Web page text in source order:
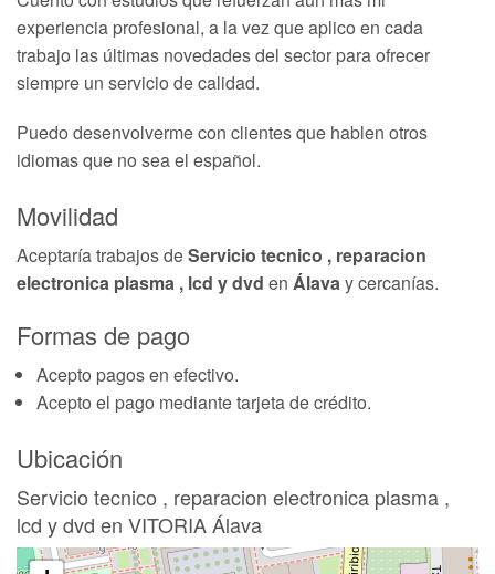
experiencia profesional, a la vez que aplico en cada
trabajo las últimas novedades del sector para ofrecer
siempre un servicio de calidad.
Puedo desenvolverme con clientes que hablen otros
idiomas que no sea el español.
Movilidad
Aceptaría trabajos deServicio tecnico , reparacion
electronica plasma , lcd y dvd en Álavay cercanías.
Formas de pago
Acepto pagos en efectivo.
Acepto el pago mediante tarjeta de crédito.
Ubicación
Servicio tecnico , reparacion electronica plasma ,
lcd y dvd en VITORIA Álava